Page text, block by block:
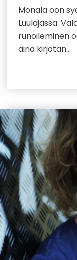
Monala oon
Luulajassa.
runoileminen
aina kirjotan…